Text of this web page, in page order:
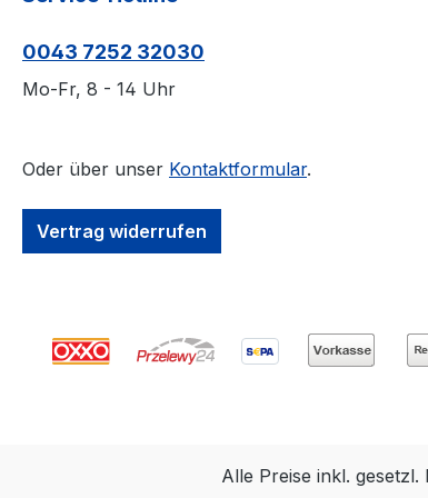
und patentiert, heimische
Wertschöpfung in vier
Richtungen statisch hoch
horizontal und vertikal,
statischen Werten,
unabhängig von der
Hobakupplung großer
fixieren
0043 7252 32030
Mo-Fr, 8 - 14 Uhr
Oder über unser Kontaktformular.
Vertrag widerrufen
Alle Preise inkl.